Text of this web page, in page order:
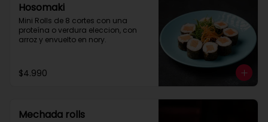
Hosomaki
Mini Rolls de 8 cortes con una
proteína o verdura eleccion, con
arroz y envuelto en nory.
$4.990
Mechada rolls